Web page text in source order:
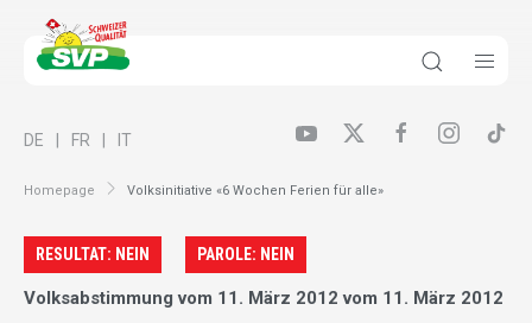
Homepage Volksinitiative «6 Wochen Ferien für alle»
DE FR IT
RESULTAT: NEIN PAROLE: NEIN
Volksabstimmung vom 11. März 2012 vom 11. März 2012